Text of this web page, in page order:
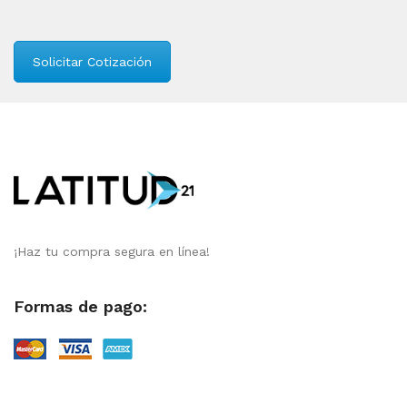
Solicitar Cotización
¡Haz tu compra segura en línea!
Formas de pago: